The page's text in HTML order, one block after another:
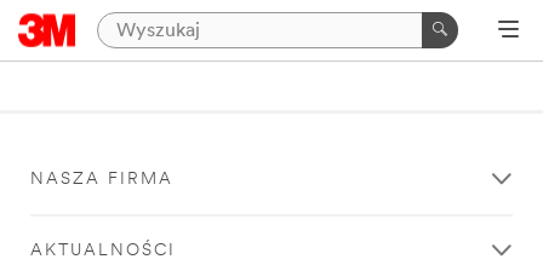
NASZA FIRMA
AKTUALNOŚCI